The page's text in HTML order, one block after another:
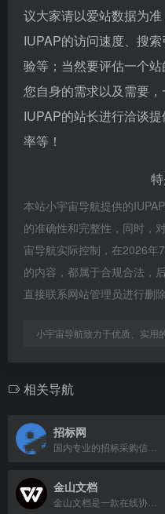
议大家请以爱站数据为
IUPAP的访问速度、搜
验等；当然要评估一个
您自身的需求以及需要
IUPAP的站长进行洽谈
率等！
本站小宇宙导航提供的
的准确性和完整性，同时，
宙导航实际控制，在2026年
的内容，都属于合规合法，
直接联系网站管理员进行删
小宇宙导航致力于优质、实用
相关导航
招标网
金山文档